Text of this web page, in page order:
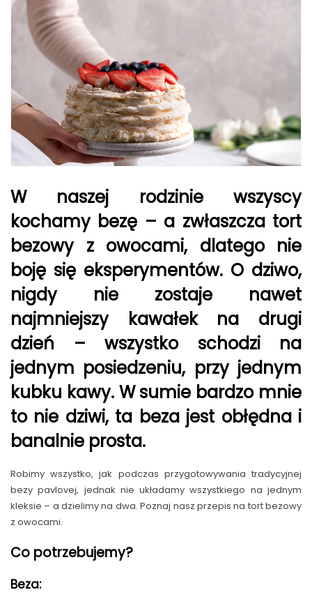
W naszej rodzinie wszyscy
kochamy bezę – a zwłaszcza tort
bezowy z owocami, dlatego nie
boję się eksperymentów. O dziwo,
nigdy nie zostaje nawet
najmniejszy kawałek na drugi
dzień – wszystko schodzi na
jednym posiedzeniu, przy jednym
kubku kawy. W sumie bardzo mnie
to nie dziwi, ta beza jest obłędna i
banalnie prosta.
Robimy wszystko, jak podczas przygotowywania tradycyjnej
bezy pavlovej, jednak nie układamy wszystkiego na jednym
kleksie – a dzielimy na dwa. Poznaj nasz przepis na tort bezowy
z owocami.
Co potrzebujemy?
Beza: